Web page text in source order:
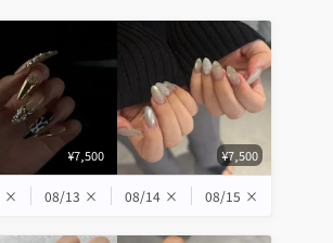
¥7,500 ¥7,500
× 08/13 × 08/14 × 08/15 ×